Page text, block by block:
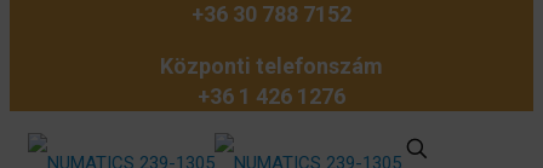
+36 30 788 7152
Központi telefonszám
+36 1 426 1276